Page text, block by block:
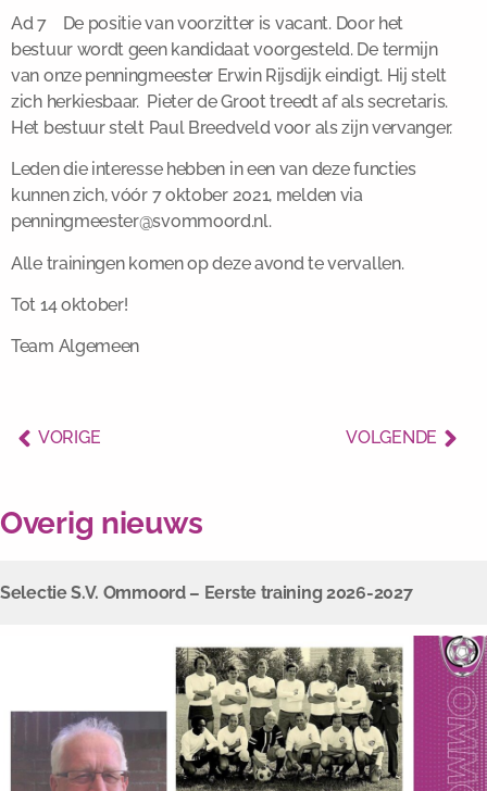
Ad 7 De positie van voorzitter is vacant. Door het
bestuur wordt geen kandidaat voorgesteld. De termijn
van onze penningmeester Erwin Rijsdijk eindigt. Hij stelt
zich herkiesbaar. Pieter de Groot treedt af als secretaris.
Het bestuur stelt Paul Breedveld voor als zijn vervanger.
Leden die interesse hebben in een van deze functies
kunnen zich, vóór 7 oktober 2021, melden via
penningmeester@svommoord.nl.
Alle trainingen komen op deze avond te vervallen.
Tot 14 oktober!
Team Algemeen
VORIGE VOLGENDE
Overig nieuws
Selectie S.V. Ommoord – Eerste training 2026-2027